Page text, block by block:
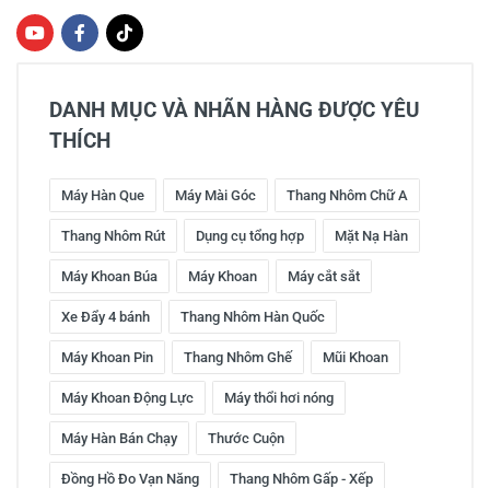
DANH MỤC VÀ NHÃN HÀNG ĐƯỢC YÊU
THÍCH
Máy Hàn Que Máy Mài Góc Thang Nhôm Chữ A
Thang Nhôm Rút Dụng cụ tổng hợp Mặt Nạ Hàn
Máy Khoan Búa Máy Khoan Máy cắt sắt
Xe Đẩy 4 bánh Thang Nhôm Hàn Quốc
Máy Khoan Pin Thang Nhôm Ghế Mũi Khoan
Máy Khoan Động Lực Máy thổi hơi nóng
Máy Hàn Bán Chạy Thước Cuộn
Đồng Hồ Đo Vạn Năng Thang Nhôm Gấp - Xếp